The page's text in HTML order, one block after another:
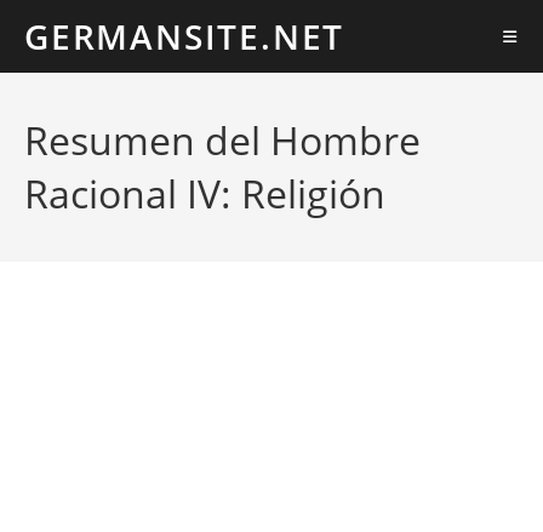
contenido
GERMANSITE.NET
Resumen del Hombre
Racional IV: Religión